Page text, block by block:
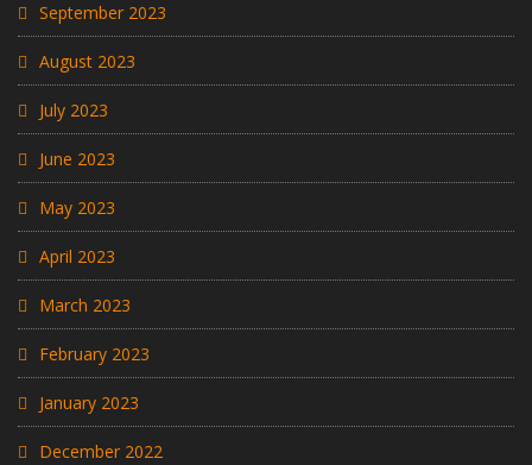
September 2023
August 2023
July 2023
June 2023
May 2023
April 2023
March 2023
February 2023
January 2023
December 2022